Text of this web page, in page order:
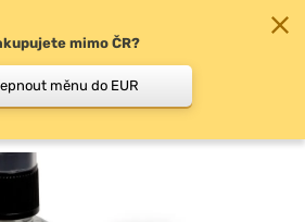
mimo ČR?
měnu do EUR